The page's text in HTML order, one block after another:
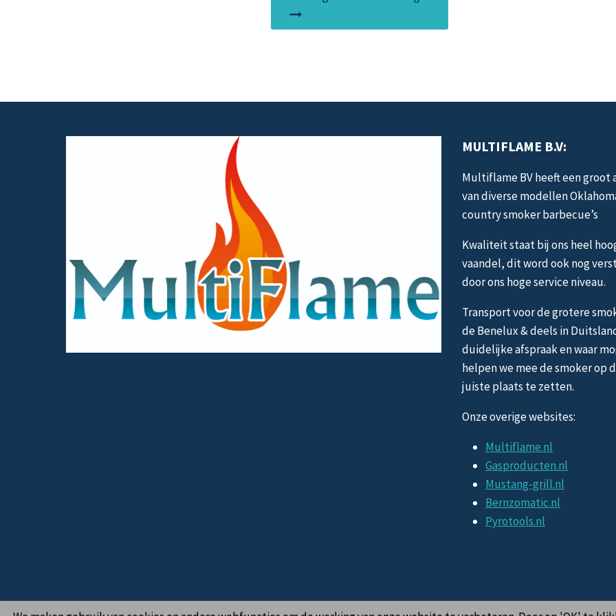
MULTIFLAME B.V:
Multiflame BV heeft een groot
van diverse modellen
country smoker barbecue’s
Kwaliteit staat bij ons heel
vaandel, dit word ook nog
door ons hoge service niveau.
Transport voor de grotere
de Benelux & deels in
duidelijke afspraak en waar
helpen we mee de smoker op
juiste plaats te zetten.
Onze overige websites:
Multiflame.nl
Gasproducten.nl
Mustang-grill.nl
Bernzomatic.nl
Pyrotools.nl
© 2026 OklahomaBBQ.nl